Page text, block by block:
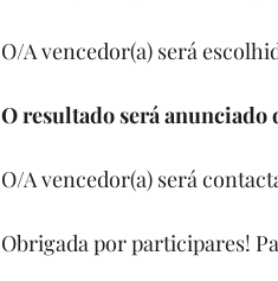
O/A vencedor(a) será
O resultado será anunciado
O/A vencedor(a) será
Obrigada por participares!